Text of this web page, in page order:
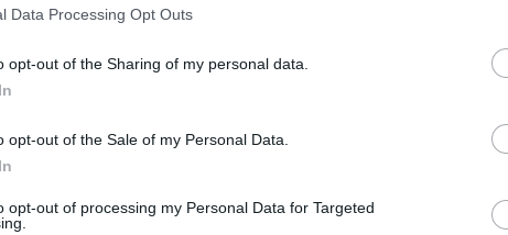
Data Processing Opt Outs
opt-out of the Sharing of my personal data.
opt-out of the Sale of my Personal Data.
opt-out of processing my Personal Data for Targeted